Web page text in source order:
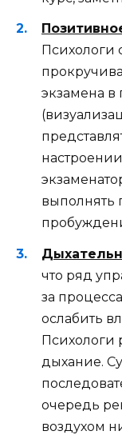
Психологи
экзамена
выполнять
что ряд
за
ослабить
Психологи
дыхание.
очередь
воздухом